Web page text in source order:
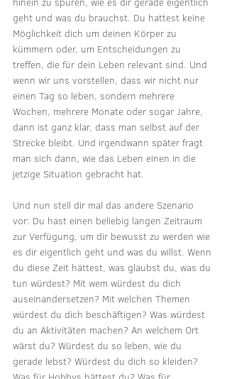
geht und was du brauchst. Du hattest keine
Möglichkeit dich um deinen Körper zu
kümmern oder, um Entscheidungen zu
treffen, die für dein Leben relevant sind. Und
wenn wir uns vorstellen, dass wir nicht nur
einen Tag so leben, sondern mehrere
Wochen, mehrere Monate oder sogar Jahre,
dann ist ganz klar, dass man selbst auf der
Strecke bleibt. Und irgendwann später fragt
man sich dann, wie das Leben einen in die
jetzige Situation gebracht hat.
Und nun stell dir mal das andere Szenario
vor: Du hast einen beliebig langen Zeitraum
zur Verfügung, um dir bewusst zu werden wie
es dir eigentlich geht und was du willst. Wenn
du diese Zeit hättest, was glaubst du, was du
tun würdest? Mit wem würdest du dich
auseinandersetzen? Mit welchen Themen
würdest du dich beschäftigen? Was würdest
du an Aktivitäten machen? An welchem Ort
wärst du? Würdest du so leben, wie du
gerade lebst? Würdest du dich so kleiden?